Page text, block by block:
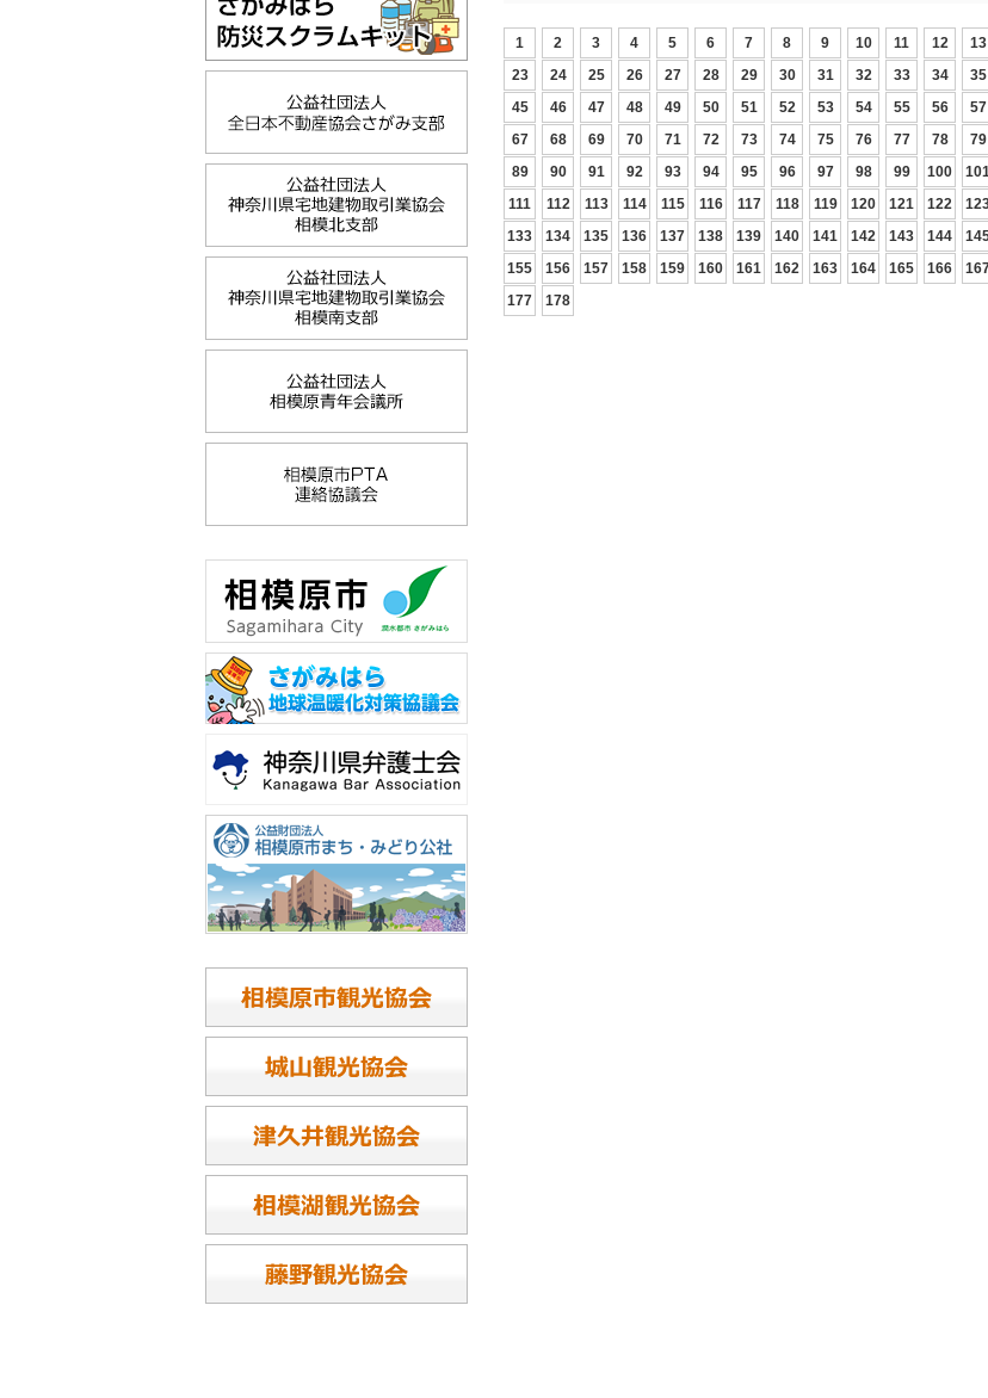
1 2 3 4 5 6 7 8 9 10 11 12 13
23
24 25 26 27 28 29 30 31 32 33 34 35
45
46 47 48 49 50 51 52 53 54 55 56 57
67
68 69 70 71 72 73 74 75 76 77 78 79
89
90 91 92 93 94 95 96 97 98 99 100
111
112 113 114 115 116 117 118 119 120 121 122
133
134 135 136 137 138 139 140 141 142 143 144
155
156 157 158 159 160 161 162 163 164 165 166
177
178